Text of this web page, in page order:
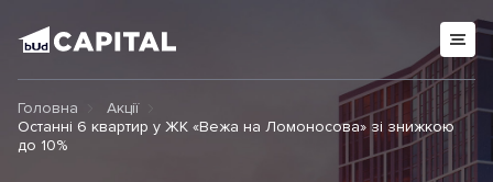
Головна
Акції
Останні 6 квартир у ЖК «Вежа на Ломоносова» зі знижкою
до 10%